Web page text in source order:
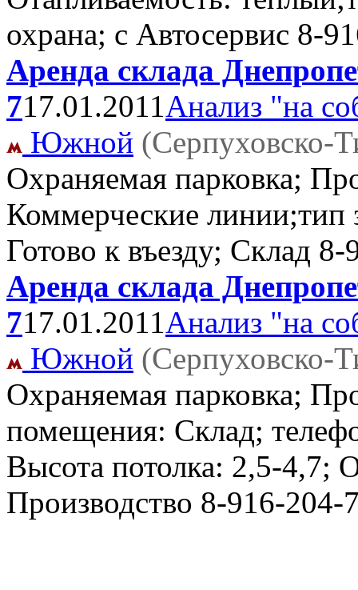
охрана; с Автосервис 8-
Аренда склада
717.01.2011Анализ "на
Южной (Серпуховско-
Охраняемая парковка;
Коммерческие линии;тип
Готово к въезду; Склад 8-
Аренда склада
717.01.2011Анализ "на
Южной (Серпуховско-
Охраняемая парковка;
помещения: Склад;
Высота потолка: 2,5-4,7;
Производство 8-916-204-